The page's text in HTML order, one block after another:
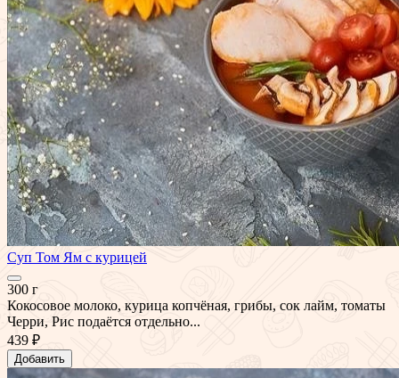
Суп Том Ям с курицей
300 г
Кокосовое молоко, курица копчёная, грибы, сок лайм, томаты
Черри, Рис подаётся отдельно...
439 ₽
Добавить